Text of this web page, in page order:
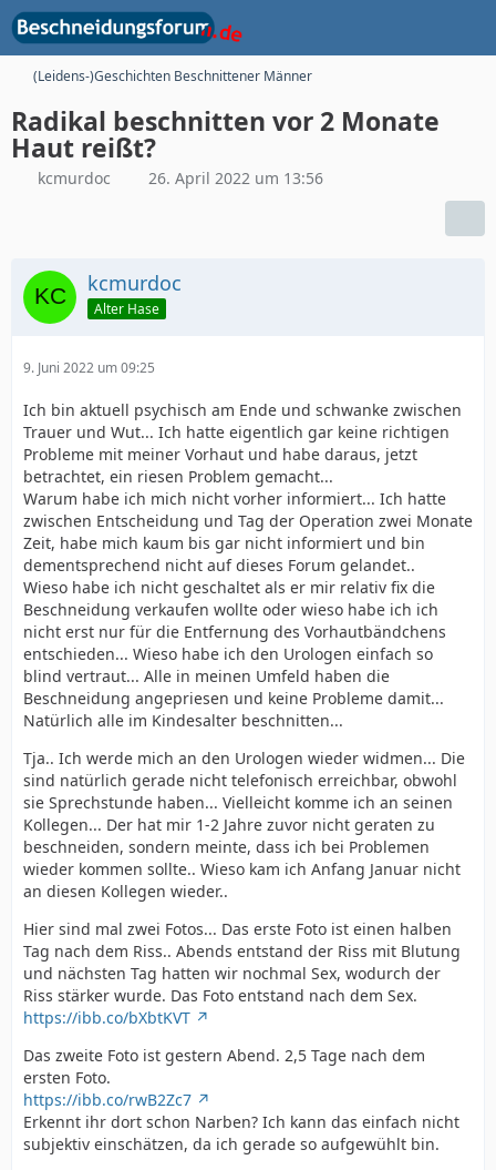
(Leidens-)Geschichten Beschnittener Männer
Radikal beschnitten vor 2 Monate
Haut reißt?
kcmurdoc 26. April 2022 um 13:56
kcmurdoc
Alter Hase
9. Juni 2022 um 09:25
Ich bin aktuell psychisch am Ende und schwanke zwischen
Trauer und Wut... Ich hatte eigentlich gar keine richtigen
Probleme mit meiner Vorhaut und habe daraus, jetzt
betrachtet, ein riesen Problem gemacht...
Warum habe ich mich nicht vorher informiert... Ich hatte
zwischen Entscheidung und Tag der Operation zwei Monate
Zeit, habe mich kaum bis gar nicht informiert und bin
dementsprechend nicht auf dieses Forum gelandet..
Wieso habe ich nicht geschaltet als er mir relativ fix die
Beschneidung verkaufen wollte oder wieso habe ich ich
nicht erst nur für die Entfernung des Vorhautbändchens
entschieden... Wieso habe ich den Urologen einfach so
blind vertraut... Alle in meinen Umfeld haben die
Beschneidung angepriesen und keine Probleme damit...
Natürlich alle im Kindesalter beschnitten...
Tja.. Ich werde mich an den Urologen wieder widmen... Die
sind natürlich gerade nicht telefonisch erreichbar, obwohl
sie Sprechstunde haben... Vielleicht komme ich an seinen
Kollegen... Der hat mir 1-2 Jahre zuvor nicht geraten zu
beschneiden, sondern meinte, dass ich bei Problemen
wieder kommen sollte.. Wieso kam ich Anfang Januar nicht
an diesen Kollegen wieder..
Hier sind mal zwei Fotos... Das erste Foto ist einen halben
Tag nach dem Riss.. Abends entstand der Riss mit Blutung
und nächsten Tag hatten wir nochmal Sex, wodurch der
Riss stärker wurde. Das Foto entstand nach dem Sex.
https://ibb.co/bXbtKVT
Das zweite Foto ist gestern Abend. 2,5 Tage nach dem
ersten Foto.
https://ibb.co/rwB2Zc7
Erkennt ihr dort schon Narben? Ich kann das einfach nicht
subjektiv einschätzen, da ich gerade so aufgewühlt bin.